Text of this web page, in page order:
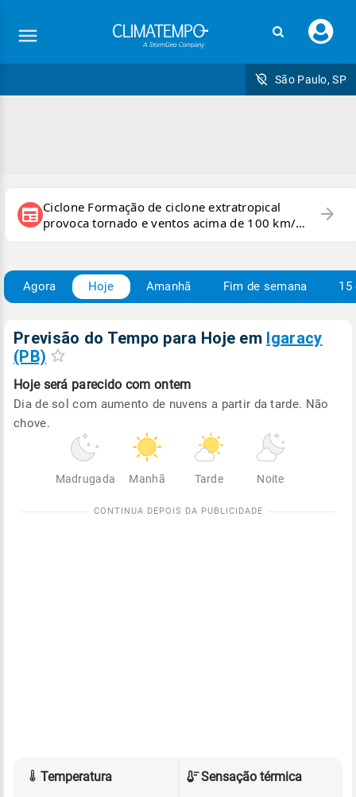
seu
São Paulo, SP
newspaper Ciclone Formação de ciclone extratropical
provoca tornado e ventos acima de 100 km/h
no RS
arrow_forward
Agora Hoje Amanhã Fim de semana 15
Previsão do Tempo para Hoje em Igaracy
(PB)
Hoje será parecido com ontem
Dia de sol com aumento de nuvens a partir da tarde. Não
chove.
Madrugada Manhã Tarde Noite
Temperatura
Sensação térmica